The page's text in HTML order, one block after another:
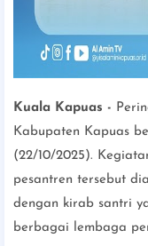
Kuala Kapuas -
Kabupaten Kapuas
(22/10/2025).
pesantren tersebut
dengan kirab santri
berbagai lembaga